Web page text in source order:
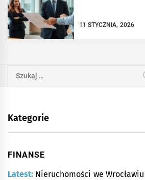
11 STYCZNIA, 2026
Szukaj:
Kategorie
FINANSE
Latest: Nieruchomości we